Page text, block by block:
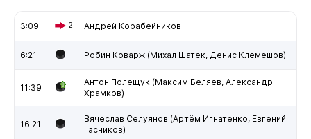
3:09 2 Андрей Корабейников
6:21 Робин Коварж (Михал Шатек, Денис Клемешов)
11:39
Антон Полещук (Максим Беляев, Александр
Храмков)
16:21
Вячеслав Селуянов (Артём Игнатенко, Евгений
Гасников)